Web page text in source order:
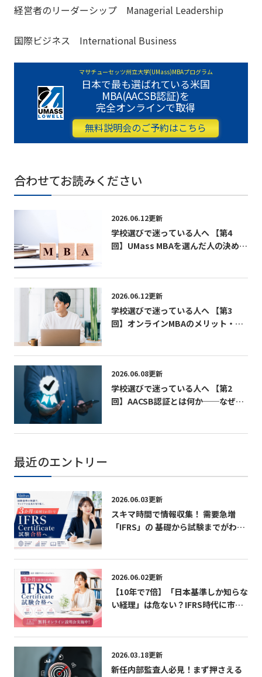
経営者のリーダーシップ Managerial Leadership
国際ビジネス International Business
マサチューセッツ州立大学(UMass)MBAプログラム
日本で最も選ばれている米国
MBA(AACSB認証)を
完全オンラインで取得
無料説明会のご予約はこちら
合わせてお読みください
2026.06.12更新
学校選びで迷っている人へ 【第4
回】UMass MBAを選んだ人の決め手
2026.06.12更新
学校選びで迷っている人へ 【第3
回】オンラインMBAのメリット・デ
2026.06.08更新
学校選びで迷っている人へ 【第2
回】AACSB認証とは何か──なぜ
最近のエントリー
2026.06.03更新
スキマ時間で情報収集！ 需要急増
「IFRS」の 基礎から試験までがわか
2026.06.02更新
【10年で7倍】「日本基準しか知らな
い経理」は危ない？IFRS時代に市場
2026.03.18更新
新任内部監査人必見！まず押さえる